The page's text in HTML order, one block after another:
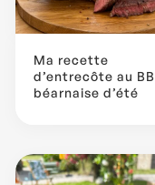
Ma recette
d’entrecôte au
béarnaise d’été